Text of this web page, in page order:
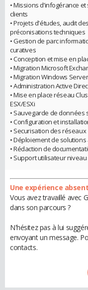
• Missions d’infogérance
clients
• Projets d'études, audit
préconisations techniques
• Gestion de parc
curatives
• Conception et mise en
• Migration Microsoft
• Migration Windows
• Administration Active
• Mise en place réseau
ESX/ESXi
• Sauvegarde de données
• Configuration et
• Securisation des réseaux
• Déploiement de
• Rédaction de
• Support utilisateur niveau
Une expérience
Vous avez travaillé avec
dans son parcours ?
N'hésitez pas à lui
envoyant un message.
contacts.